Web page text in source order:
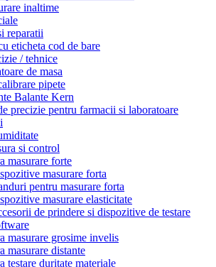
inaltime
reparatii
eticheta cod de bare
/ tehnice
de masa
pipete
Balante Kern
precizie pentru farmacii si laboratoare
si control
masurare forte
masurare forta
pentru masurare forta
masurare elasticitate
de prindere si dispozitive de testare
masurare grosime invelis
masurare distante
testare duritate materiale